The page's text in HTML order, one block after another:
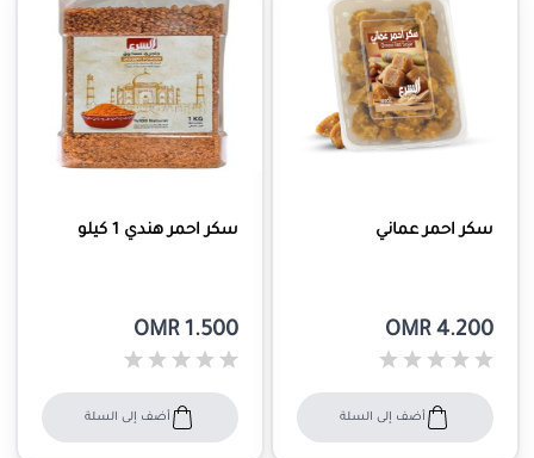
سكر احمر عماني
OMR 4.200
أضف إلى السلة
سكر احمر هندي 1 كيلو
OMR 1.500
أضف إلى السلة